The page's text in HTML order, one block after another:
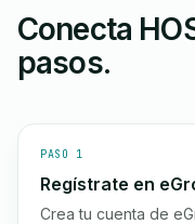
Conecta
pasos.
PASO 1
Regístrate en
Crea tu cuenta de